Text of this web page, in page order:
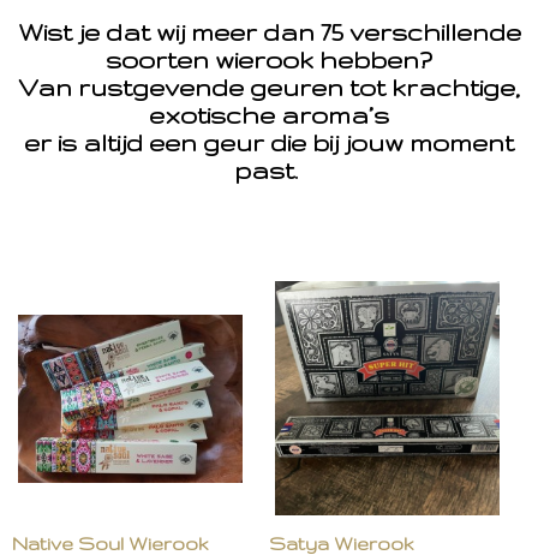
Wist je dat wij meer dan 75 verschillende
soorten wierook hebben?
Van rustgevende geuren tot krachtige,
exotische aroma’s
er is altijd een geur die bij jouw moment
past.
Native Soul Wierook Satya Wierook